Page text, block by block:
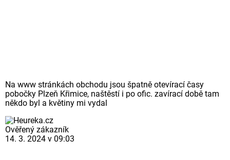
Na www stránkách obchodu jsou špatně otevírací časy
pobočky Plzeň Křimice, naštěstí i po ofic. zavírací době tam
někdo byl a květiny mi vydal
Ověřený zákazník
14. 3. 2024 v 09:03